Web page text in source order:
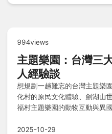
994views
主題樂園：台灣三
人經驗談
想規劃一趟難忘的台灣主題樂
化村的原民文化體驗、劍湖山
福村主題樂園的動物互動與異
Q&A經驗談，助您輕鬆打造完美
2025-10-29